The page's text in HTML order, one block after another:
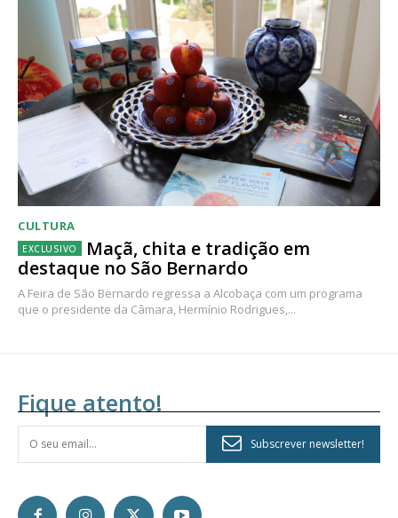
CULTURA
Maçã, chita e tradição em
destaque no São Bernardo
A Feira de São Bernardo regressa a Alcobaça com um programa
que o presidente da Câmara, Hermínio Rodrigues,...
Fique atento!
Subscrever newsletter!